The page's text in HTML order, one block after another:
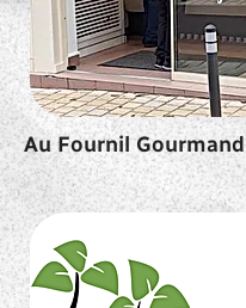
Au Fournil Gourmand